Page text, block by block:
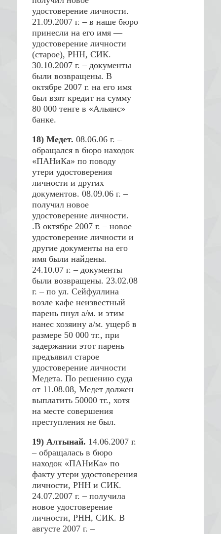
удостоверение личности.
21.09.2007 г. – в наше бюро
принесли на его имя —
удостоверение личности
(старое), РНН, СИК.
30.10.2007 г. – документы
были возвращены. В
октябре 2007 г. на его имя
был взят кредит на сумму
80 000 тенге в «Альянс»
банке.
18) Медет. 08.06.06 г. –
обращался в бюро находок
«ПАНиКа» по поводу
утери удостоверения
личности и других
документов. 08.09.06 г. –
получил новое
удостоверение личности.
.В октябре 2007 г. – новое
удостоверение личности и
другие документы на его
имя были найдены.
24.10.07 г. – документы
были возвращены. 23.02.08
г. – по ул. Сейфуллина
возле кафе неизвестный
парень пнул а/м. и этим
нанес хозяину а/м. ущерб в
размере 50 000 тг., при
задержании этот парень
предъявил старое
удостоверение личности
Медета. По решению суда
от 11.08.08, Медет должен
выплатить 50000 тг., хотя
на месте совершения
преступления не был.
19) Алтынай. 14.06.2007 г.
– обращалась в бюро
находок «ПАНиКа» по
факту утери удостоверения
личности, РНН и СИК.
24.07.2007 г. – получила
новое удостоверение
личности, РНН, СИК. В
августе 2007 г. –